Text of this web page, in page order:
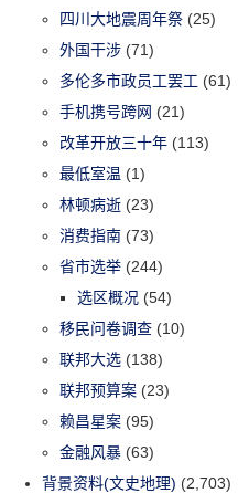
四川大地震周年祭 (25)
外国干涉 (71)
多伦多市政员工罢工 (61)
手机携号跨网 (21)
改革开放三十年 (113)
最低室温 (1)
林顿病逝 (23)
消费指南 (73)
省市选举 (244)
选区概况 (54)
移民问卷调查 (10)
联邦大选 (138)
联邦预算案 (23)
赖昌星案 (95)
金融风暴 (63)
背景资料(文史地理) (2,703)